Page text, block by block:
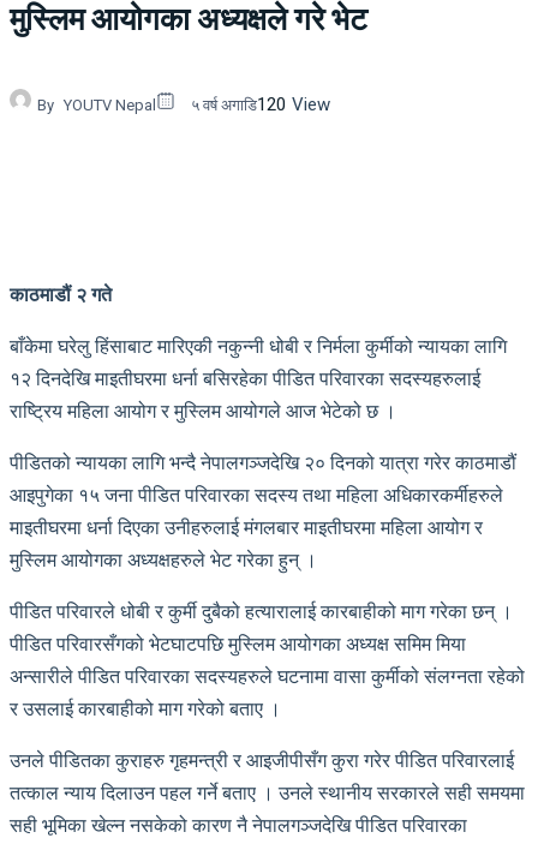
मुस्लिम आयोगका अध्‍यक्षले गरे भेट
By YOUTV Nepal ५ वर्ष अगाडि120 View
काठमाडौं २ गते
बाँकेमा घरेलु हिंसाबाट मारिएकी नकुन्नी धोबी र निर्मला कुर्मीको न्यायका लागि
१२ दिनदेखि माइतीघरमा धर्ना बसिरहेका पीडित परिवारका सदस्यहरुलाई
राष्ट्रिय महिला आयोग र मुस्लिम आयोगले आज भेटेको छ ।
पीडितको न्यायका लागि भन्दै नेपालगञ्जदेखि २० दिनको यात्रा गरेर काठमाडौं
आइपुगेका १५ जना पीडित परिवारका सदस्य तथा महिला अधिकारकर्मीहरुले
माइतीघरमा धर्ना दिएका उनीहरुलाई मंगलबार माइतीघरमा महिला आयोग र
मुस्लिम आयोगका अध्यक्षहरुले भेट गरेका हुन् ।
पीडित परिवारले धोबी र कुर्मी दुबैको हत्यारालाई कारबाहीको माग गरेका छन् ।
पीडित परिवारसँगको भेटघाटपछि मुस्लिम आयोगका अध्यक्ष समिम मिया
अन्सारीले पीडित परिवारका सदस्यहरुले घटनामा वासा कुर्मीको संलग्नता रहेको
र उसलाई कारबाहीको माग गरेको बताए ।
उनले पीडितका कुराहरु गृहमन्त्री र आइजीपीसँग कुरा गरेर पीडित परिवारलाई
तत्काल न्याय दिलाउन पहल गर्ने बताए । उनले स्थानीय सरकारले सही समयमा
सही भूमिका खेल्न नसकेको कारण नै नेपालगञ्जदेखि पीडित परिवारका